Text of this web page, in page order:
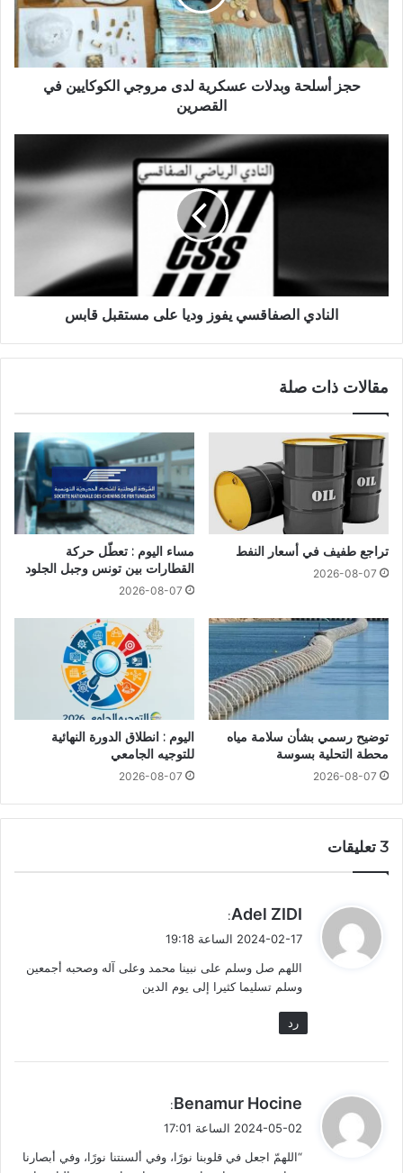
حجز أسلحة وبدلات عسكرية لدى مروجي الكوكايين في
القصرين
النادي الصفاقسي يفوز وديا على مستقبل قابس
مقالات ذات صلة
تراجع طفيف في أسعار النفط
2026-08-07
مساء اليوم : تعطّل حركة
القطارات بين تونس وجبل الجلود
2026-08-07
توضيح رسمي بشأن سلامة مياه
محطة التحلية بسوسة
2026-08-07
اليوم : انطلاق الدورة النهائية
للتوجيه الجامعي
2026-08-07
‫3 تعليقات
ي
ل
Adel ZIDI
:
2024-02-17 الساعة 19:18
اللهم صل وسلم على نبينا محمد وعلى آله وصحبه أجمعين
وسلم تسليما كثيرا إلى يوم الدين
رد
ي
ل
Benamur Hocine
:
2024-05-02 الساعة 17:01
“اللهمّ اجعل في قلوبنا نورًا، وفي ألسنتنا نورًا، وفي أبصارنا